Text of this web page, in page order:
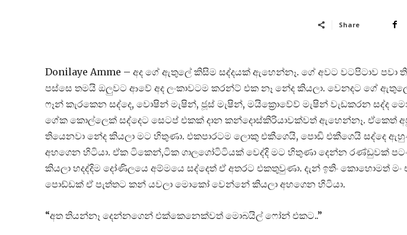
Share
Donilaye Amme – අද ගේ ඇතුලේ කිසිම සද්දයක් ඇහෙන්නෑ. ගේ අවට වටපිටාව
පස්සෙ තමයි ඔලුවට ආවේ අද ලංකාවටම කරන්ට් එක නෑ නේද කියලා. වෙනදට ගේ
ෆෑන් කැරකෙන සද්දෙ, වොෂින් මැෂින්, ජූස් මැෂින්, මයික්‍රොවේව් මැෂින් වැඩකරන සද්ද
ගේක කොල්ලෙක් සද්දෙට සෙටප් එකක් දාන කන්දොස්කිරියාවක්වත් ඇහෙන්නෑ. ඒකෙත්
තියෙනවා නේද කියලා මට හිතුණා. එකපාරටම ලොකු එකීගෙයි, පොඩි එකීගෙයි සද්දෙ
අහගෙන හිටියා. ඒක ටිකෙන්,ටික ගාලගෝටිටියක් වෙද්දි මට හිතුණා දෙන්න රණ්ඩුවක් පටං
කියලා හදද්දිම දෝණිලයෙ අම්මයෙ සද්දෙත් ඒ අතරට එකතුවුණා. දැන් ඉතිං කොහොමත් මං
පොඩ්ඩක් ඒ පැත්තට කන් යවලා මොකෝ වෙන්නේ කියලා අහගෙන හිටියා.
“අත තියන්නෑ දෙන්නගෙන් එක්කෙනෙක්වත් මොබයිල් ෆෝන් එකට..”